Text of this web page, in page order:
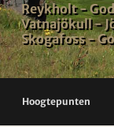
Reykholt -
Vatnajökull -
Skogafoss -
Hoogtepunten